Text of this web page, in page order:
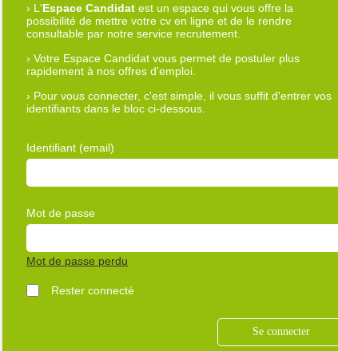
› L'Espace Candidat est un espace qui vous offre la
possibilité de mettre votre cv en ligne et de le rendre
consultable par notre service recrutement.
› Votre Espace Candidat vous permet de postuler plus
rapidement à nos offres d'emploi.
› Pour vous connecter, c'est simple, il vous suffit d'entrer vos
identifiants dans le bloc ci-dessous.
Identifiant (email)
Mot de passe
Rester connecté
Mot de passe perdu